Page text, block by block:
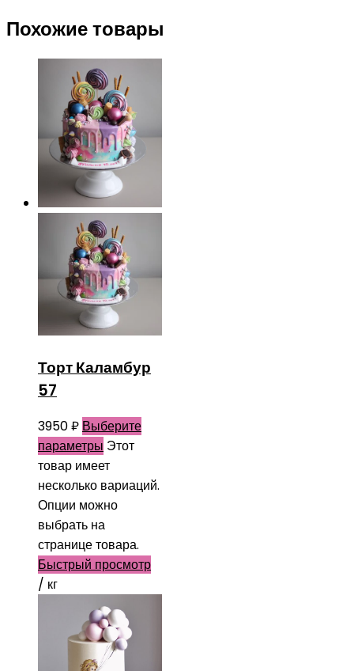
Похожие товары
Торт Каламбур
57
3950₽ Выберите
параметры Этот
товар имеет
несколько вариаций.
Опции можно
выбрать на
странице товара.
Быстрый просмотр
/ кг